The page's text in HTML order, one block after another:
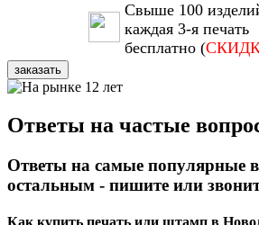
Свыше 100
каждая 3-я печать
бесплатно (
заказать
Ответы на частые
Ответы на самые популярные
остальным - пишите или